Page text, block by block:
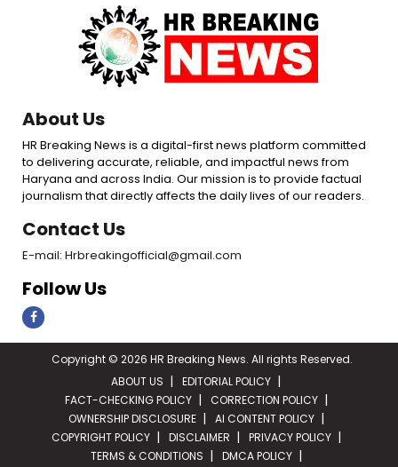
About Us
HR Breaking News is a digital-first news platform committed
to delivering accurate, reliable, and impactful news from
Haryana and across India. Our mission is to provide factual
journalism that directly affects the daily lives of our readers.
Contact Us
E-mail: Hrbreakingofficial@gmail.com
Follow Us
Copyright © 2026 HR Breaking News. All rights Reserved.
ABOUT US
EDITORIAL POLICY
FACT-CHECKING POLICY
CORRECTION POLICY
OWNERSHIP DISCLOSURE
AI CONTENT POLICY
COPYRIGHT POLICY
DISCLAIMER
PRIVACY POLICY
TERMS & CONDITIONS
DMCA POLICY